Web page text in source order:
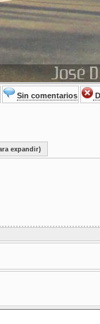
Sin comentarios
expandir)